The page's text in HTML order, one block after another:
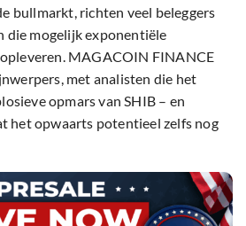
bullmarkt, richten veel beleggers
die mogelijk exponentiële
MAGACOIN FINANCE
met analisten die het
opmars van SHIB – en
het opwaarts potentieel zelfs nog